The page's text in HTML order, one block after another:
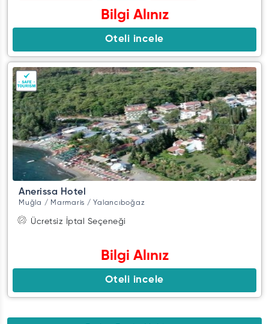
Koronavirüs Önlemi Almis Oteller
Bilgi Alınız
Oteli incele
Anerissa Hotel
Muğla / Marmaris / Yalancıboğaz
Ücretsiz İptal Seçeneği
Bilgi Alınız
Oteli incele